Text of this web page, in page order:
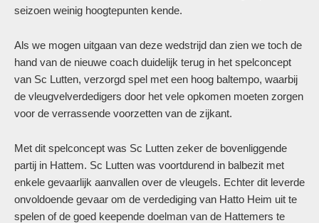
seizoen weinig hoogtepunten kende.
Als we mogen uitgaan van deze wedstrijd dan zien we toch de
hand van de nieuwe coach duidelijk terug in het spelconcept
van Sc Lutten, verzorgd spel met een hoog baltempo, waarbij
de vleugvelverdedigers door het vele opkomen moeten zorgen
voor de verrassende voorzetten van de zijkant.
Met dit spelconcept was Sc Lutten zeker de bovenliggende
partij in Hattem. Sc Lutten was voortdurend in balbezit met
enkele gevaarlijk aanvallen over de vleugels. Echter dit leverde
onvoldoende gevaar om de verdediging van Hatto Heim uit te
spelen of de goed keepende doelman van de Hattemers te